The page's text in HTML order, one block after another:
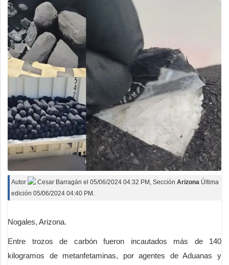
Autor Cesar Barragán el 05/06/2024 04:32 PM, Sección Arizona Última
edición 05/06/2024 04:40 PM.
Nogales, Arizona.
Entre trozos de carbón fueron incautados más de 140
kilogramos de metanfetaminas, por agentes de Aduanas y